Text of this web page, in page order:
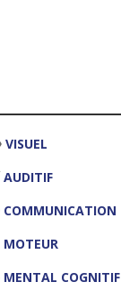
VISUEL
AUDITIF
COMMUNICATION
MOTEUR
MENTAL COGNITIF